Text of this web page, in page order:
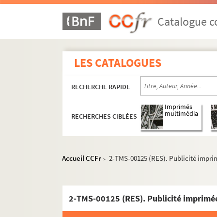
Catalogue
LES CATALOGUES
RECHERCHE RAPIDE
RECHERCHES CIBLÉES
Imprimés
multimédia
Accueil CCFr > 2-TMS-00125 (RES). Publicité
2-TMS-00125 (RES). Publicité
Laurence Housman. Victoria Regina :
Henry Bocage, Charles de Courcy. La vie à
Léopold Marchand, André Adorjan. La vie
Marcel Achard. La vie est belle : comédie
Léopold Marchand. La vie est si courte :
Henri-René Lenormand. Une vie secrète :
Wilhelm Meyer-Foerster. Vieil Heidelberg :
Georges de Porto-Riche. Le vieil homme :
Luis Rego, Didier Kaminka. Viens chez moi,
Edouard Bourdet. Vient de paraître :